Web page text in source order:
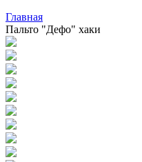
Главная
Пальто "Дефо" хаки